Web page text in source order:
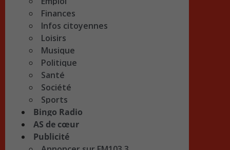
Finances
Infos citoyennes
Loisirs
Musique
Politique
Santé
Société
Sports
Bingo Radio
AS de cœur
Publicité